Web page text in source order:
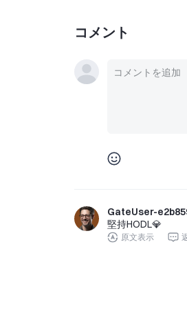
コメント
GateUser-
堅持HODL💎
原文表示